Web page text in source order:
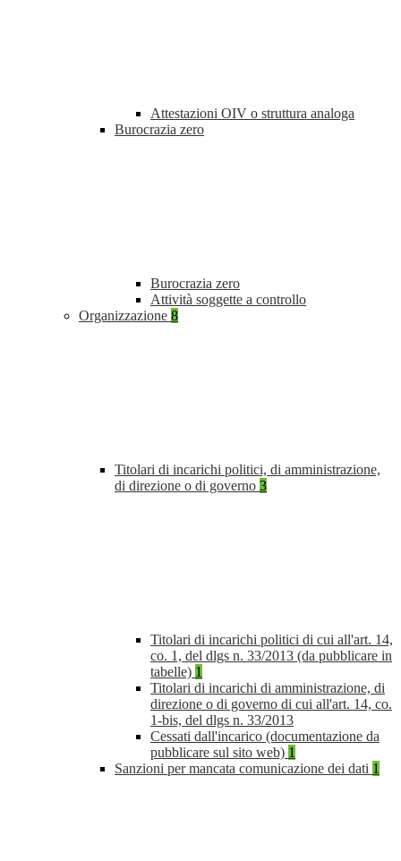
Attestazioni OIV o struttura analoga
Burocrazia zero
Burocrazia zero
Attività soggette a controllo
Organizzazione 8
Titolari di incarichi politici, di amministrazione,
di direzione o di governo 3
Titolari di incarichi politici di cui all'art. 14,
co. 1, del dlgs n. 33/2013 (da pubblicare in
tabelle) 1
Titolari di incarichi di amministrazione, di
direzione o di governo di cui all'art. 14, co.
1-bis, del dlgs n. 33/2013
Cessati dall'incarico (documentazione da
pubblicare sul sito web) 1
Sanzioni per mancata comunicazione dei dati 1